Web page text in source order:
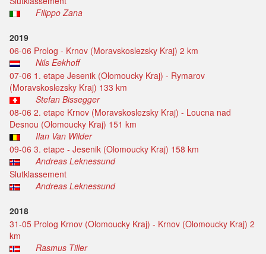
Filippo Zana
2019
06-06 Prolog - Krnov (Moravskoslezsky Kraj) 2 km
Nils Eekhoff
07-06 1. etape Jesenik (Olomoucky Kraj) - Rymarov
(Moravskoslezsky Kraj) 133 km
Stefan Bissegger
08-06 2. etape Krnov (Moravskoslezsky Kraj) - Loucna nad
Desnou (Olomoucky Kraj) 151 km
Ilan Van Wilder
09-06 3. etape - Jesenik (Olomoucky Kraj) 158 km
Andreas Leknessund
Slutklassement
Andreas Leknessund
2018
31-05 Prolog Krnov (Olomoucky Kraj) - Krnov (Olomoucky Kraj) 2
km
Rasmus Tiller